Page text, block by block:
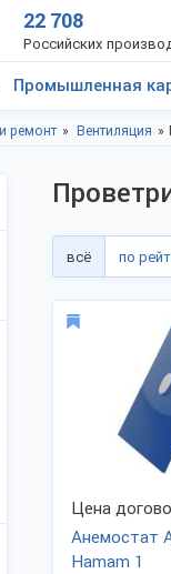
22 708
Российских
Промышленная
ремонт Вентиляция
всё по
Цена
Анемостат
Hamam 1